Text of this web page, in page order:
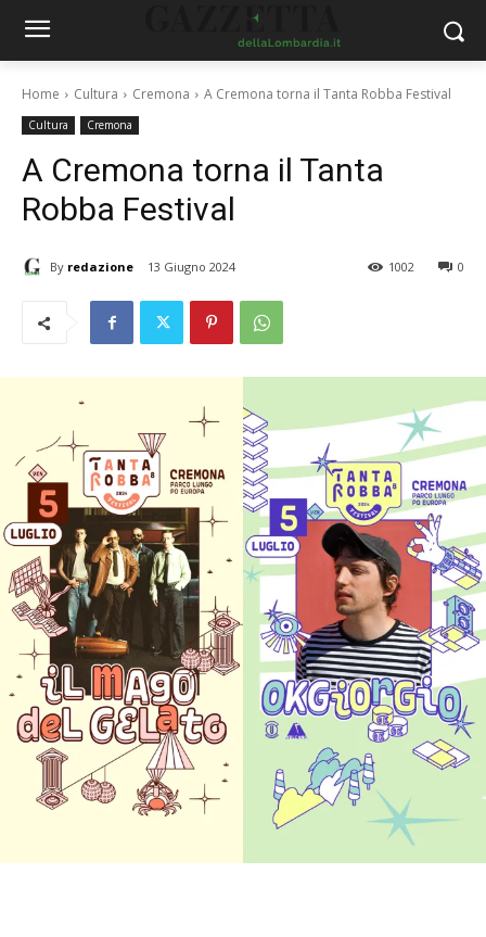
Home Cultura Cremona A Cremona torna il Tanta Robba Festival
Cultura Cremona
A Cremona torna il Tanta
Robba Festival
By redazione 13 Giugno 2024 0
1002